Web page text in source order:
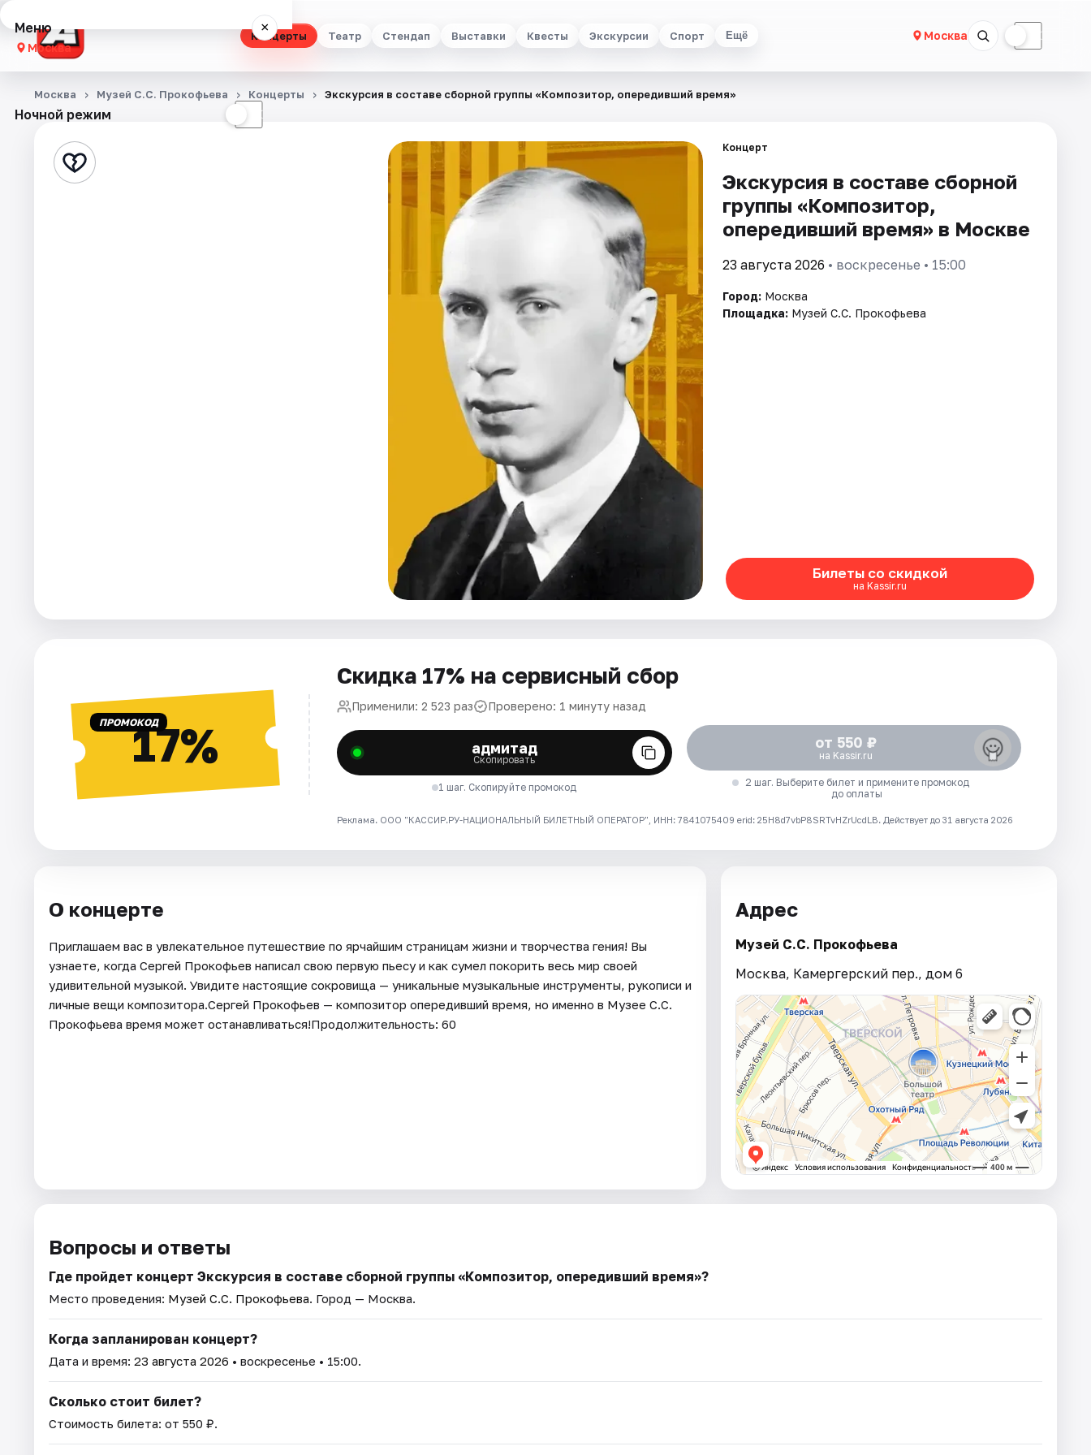
Концерты Театр Стендап Выставки Квесты Экскурсии Спорт Ещё Москва ☾
Меню ×
Москва
Концерты
Стендап
Ночной режим ☾
Москва Музей С.С. Прокофьева Концерты Экскурсия в составе сборной группы «Композитор, опередивший время»
Концерт
Экскурсия в составе сборной
группы «Композитор,
опередивший время» в Москве
23 августа 2026 • воскресенье • 15:00
Город: Москва
Площадка: Музей С.С. Прокофьева
Билеты со скидкой
на Kassir.ru
ПРОМОКОД17%
Скидка 17% на сервисный сбор
Применили: 2 523 раз Проверено: 1 минуту назад
адмитад
Скопировать
1 шаг. Скопируйте промокод
от 550 ₽
на Kassir.ru
2 шаг. Выберите билет и примените промокод
до оплаты
Реклама. ООО "КАССИР.РУ-НАЦИОНАЛЬНЫЙ БИЛЕТНЫЙ ОПЕРАТОР", ИНН: 7841075409 erid: 25H8d7vbP8SRTvHZrUcdLB. Действует до 31 августа 2026
О концерте
Приглашаем вас в увлекательное путешествие по ярчайшим страницам жизни и творчества гения! Вы
узнаете, когда Сергей Прокофьев написал свою первую пьесу и как сумел покорить весь мир своей
удивительной музыкой. Увидите настоящие сокровища — уникальные музыкальные инструменты, рукописи и
личные вещи композитора.Сергей Прокофьев — композитор опередивший время, но именно в Музее С.С.
Прокофьева время может останавливаться!Продолжительность: 60
Адрес
Музей С.С. Прокофьева
Москва, Камергерский пер., дом 6
Вопросы и ответы
Где пройдет концерт Экскурсия в составе сборной группы «Композитор, опередивший время»?
Место проведения: Музей С.С. Прокофьева. Город — Москва.
Когда запланирован концерт?
Дата и время: 23 августа 2026 • воскресенье • 15:00.
Сколько стоит билет?
Стоимость билета: от 550 ₽.